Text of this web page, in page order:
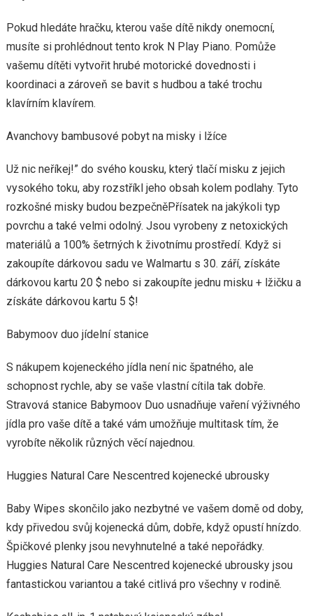
Pokud hledáte hračku, kterou vaše dítě nikdy onemocní,
musíte si prohlédnout tento krok N Play Piano. Pomůže
vašemu dítěti vytvořit hrubé motorické dovednosti i
koordinaci a zároveň se bavit s hudbou a také trochu
klavírním klavírem.
Avanchovy bambusové pobyt na misky i lžíce
Už nic neříkej!” do svého kousku, který tlačí misku z jejich
vysokého toku, aby rozstříkl jeho obsah kolem podlahy. Tyto
rozkošné misky budou bezpečněPřísatek na jakýkoli typ
povrchu a také velmi odolný. Jsou vyrobeny z netoxických
materiálů a 100% šetrných k životnímu prostředí. Když si
zakoupíte dárkovou sadu ve Walmartu s 30. září, získáte
dárkovou kartu 20 $ nebo si zakoupíte jednu misku + lžičku a
získáte dárkovou kartu 5 $!
Babymoov duo jídelní stanice
S nákupem kojeneckého jídla není nic špatného, ​​ale
schopnost rychle, aby se vaše vlastní cítila tak dobře.
Stravová stanice Babymoov Duo usnadňuje vaření výživného
jídla pro vaše dítě a také vám umožňuje multitask tím, že
vyrobíte několik různých věcí najednou.
Huggies Natural Care Nescentred kojenecké ubrousky
Baby Wipes skončilo jako nezbytné ve vašem domě od doby,
kdy přivedou svůj kojenecká dům, dobře, když opustí hnízdo.
Špičkové plenky jsou nevyhnutelné a také nepořádky.
Huggies Natural Care Nescentred kojenecké ubrousky jsou
fantastickou variantou a také citlivá pro všechny v rodině.